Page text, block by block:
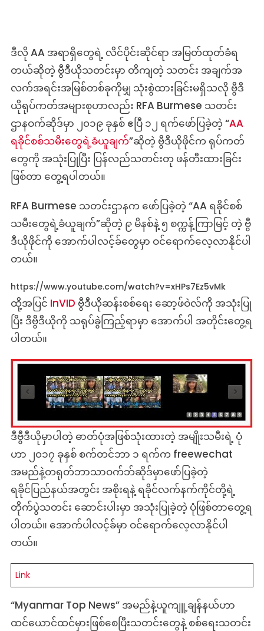
ဒီလို AA အရာရှိတွေရဲ့ လိင်ပိုင်းဆိုင်ရာ အမြတ်ထုတ်ခံရ
တယ်ဆိုတဲ့ ဗွီဒီယိုသတင်းမှာ တိကျတဲ့ သတင်း အချက်အ
လက်အရင်းအမြစ်တစ်ခုကိုမျှ သုံးစွဲထားခြင်းမရှိသလို ဗွီဒီ
ယိုရုပ်ကတ်အများစုဟာလည်း RFA Burmese သတင်း
ဌာနဝက်ဆိုဒ်မှာ ၂၀၁၉ ခုနှစ် ဧပြီ ၁၂ ရက်ဖော်ပြခဲ့တဲ့ “AA
ရခိုင်စစ်သမီးတွေရဲ့ခံယူချက်”ဆိုတဲ့ ဗွီဒီယိုဖိုင်က ရုပ်ကတ်
တွေကို အသုံးပြုပြီး ပြန်လည်သတင်းတု ဖန်တီးထားခြင်း
ဖြစ်တာ တွေ့ရပါတယ်။
RFA Burmese သတင်းဌာနက ဖော်ပြခဲ့တဲ့ “AA ရခိုင်စစ်
သမီးတွေရဲ့ခံယူချက်”ဆိုတဲ့ ၉ မိနစ်နဲ့ ၅ စက္ကန့်ကြာမြင့် တဲ့ ဗွီ
ဒီယိုဖိုင်ကို အောက်ပါလင့်ခ်တွေမှာ ဝင်ရောက်လေ့လာနိုင်ပါ
တယ်။
https://www.youtube.com/watch?v=xHPs7Ez5vMk
ထို့အပြင် InVID ဗွီဒီယိုဆန်းစစ်ရေး ဆော့ဖ်ဝဲလ်ကို အသုံးပြု
ပြီး ဒီဗွီဒီယိုကို သရုပ်ခွဲကြည့်ရာမှာ အောက်ပါ အတိုင်းတွေ့ရ
ပါတယ်။
ဒီဗွီဒီယိုမှာပါတဲ့ ဓာတ်ပုံအဖြစ်သုံးထားတဲ့ အမျိုးသမီးရဲ့ ပုံ
ဟာ ၂၀၁၇ ခုနှစ် စက်တင်ဘာ ၁ ရက်က freewechat
အမည်နဲ့တရုတ်ဘာသာဝက်ဘ်ဆိုဒ်မှာဖော်ပြခဲ့တဲ့
ရခိုင်ပြည်နယ်အတွင်း အစိုးရနဲ့ ရခိုင်လက်နက်ကိုင်တို့ရဲ့
တိုက်ပွဲသတင်း ဆောင်းပါးမှာ အသုံးပြုခဲ့တဲ့ ပုံဖြစ်တာတွေ့ရ
ပါတယ်။ အောက်ပါလင့်ခ်မှာ ဝင်ရောက်လေ့လာနိုင်ပါ
တယ်။
Link
“Myanmar Top News” အမည်နဲ့ယူကျူ့ချန်နယ်ဟာ
ထင်ယောင်ထင်မှားဖြစ်စေပြီးသတင်းတွေနဲ့ စစ်ရေးသတင်း